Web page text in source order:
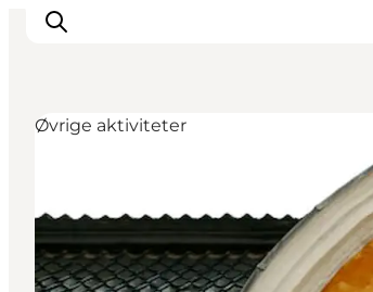
Destinationer
Oplevelser
Overnatning
Øvrige aktiviteter